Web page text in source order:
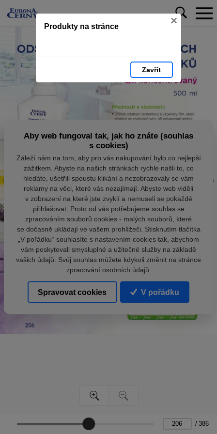
Produkty na stránce ×
Zavřít
/ 386
Aby web fungoval tak, jak ho znáte (souhlas
s cookies)
Záleží nám na tom, aby pro vás nakupování bylo co nejlepší
zážitkem. Abyste na našich stránkách rychle našli to, co
hledáte, ušetřili spoustu klikání a nezobrazovaly se vám
reklamy na věci, které vás nezajímají. Abyste web viděli
v zobrazení na které jste zvyklí a nemuseli se pokaždé
přihlašovat. Proto od vás potřebujeme souhlas se
zpracováním souborů cookies - malých souborů, které
se dočasně ukládají ve vašem prohlížeči. Stisknutím tlačítka
„V pořádku“ souhlasíte s nastavením cookies tak, abychom
vám poskytovali smysluplné a užitečné služby na základě
vašich údajů. Svůj souhlas můžete kdykoli změnit na stránce
zpracování osobních údajů.
Spravovat cookies V pořádku